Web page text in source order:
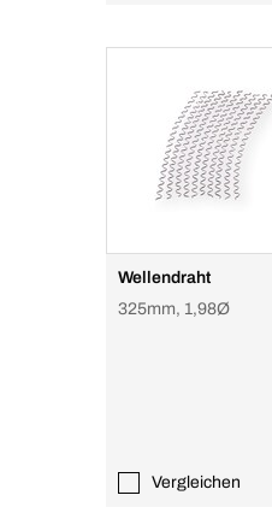
Wellendraht
325mm, 1,98Ø
Vergleichen